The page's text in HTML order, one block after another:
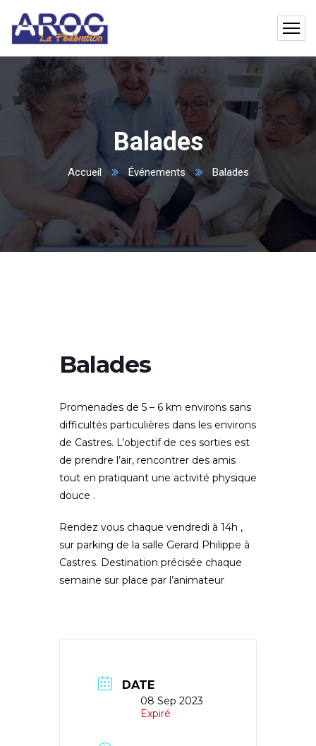
Balades
Accueil Événements Balades
Balades
Promenades de 5 – 6 km environs sans
difficultés particulières dans les environs
de Castres. L’objectif de ces sorties est
de prendre l’air, rencontrer des amis
tout en pratiquant une activité physique
douce .
Rendez vous chaque vendredi à 14h ,
sur parking de la salle Gerard Philippe à
Castres. Destination précisée chaque
semaine sur place par l’animateur
DATE
08 Sep 2023
Expiré